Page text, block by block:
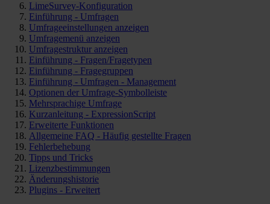
LimeSurvey-Konfiguration
Einführung - Umfragen
Umfrageeinstellungen anzeigen
Umfragemenü anzeigen
Umfragestruktur anzeigen
Einführung - Fragen/Fragetypen
Einführung - Fragegruppen
Einführung - Umfragen - Management
Optionen der Umfrage-Symbolleiste
Mehrsprachige Umfrage
Kurzanleitung - ExpressionScript
Erweiterte Funktionen
Allgemeine FAQ - Häufig gestellte Fragen
Fehlerbehebung
Tipps und Tricks
Lizenzbestimmungen
Änderungshistorie
Plugins - Erweitert